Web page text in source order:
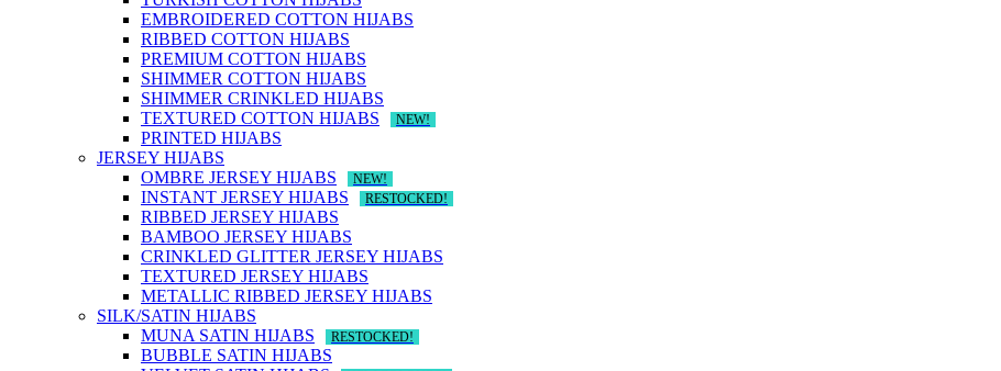
EMBROIDERED COTTON HIJABS
RIBBED COTTON HIJABS
PREMIUM COTTON HIJABS
SHIMMER COTTON HIJABS
SHIMMER CRINKLED HIJABS
TEXTURED COTTON HIJABS
NEW!
PRINTED HIJABS
JERSEY HIJABS
OMBRE JERSEY HIJABS
NEW!
INSTANT JERSEY HIJABS RESTOCKED!
RIBBED JERSEY HIJABS
BAMBOO JERSEY HIJABS
CRINKLED GLITTER JERSEY HIJABS
TEXTURED JERSEY HIJABS
METALLIC RIBBED JERSEY HIJABS
SILK/SATIN HIJABS
MUNA SATIN HIJABS
RESTOCKED!
BUBBLE SATIN HIJABS